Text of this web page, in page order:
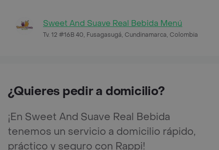
Sweet And Suave Real Bebida Menú
Tv. 12 #16B 40, Fusagasugá, Cundinamarca, Colombia
¿Quieres pedir a domicilio?
¡En Sweet And Suave Real Bebida
tenemos un servicio a domicilio rápido,
práctico y seguro con Rappi!